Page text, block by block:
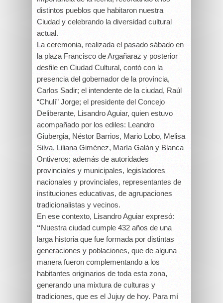
distintos pueblos que habitaron nuestra
Ciudad y celebrando la diversidad cultural
actual.
La ceremonia, realizada el pasado sábado en
la plaza Francisco de Argañaraz y posterior
desfile en Ciudad Cultural, contó con la
presencia del gobernador de la provincia,
Carlos Sadir; el intendente de la ciudad, Raúl
“Chulí” Jorge; el presidente del Concejo
Deliberante, Lisandro Aguiar, quien estuvo
acompañado por los ediles: Leandro
Giubergia, Néstor Barrios, Mario Lobo, Melisa
Silva, Liliana Giménez, María Galán y Blanca
Ontiveros; además de autoridades
provinciales y municipales, legisladores
nacionales y provinciales, representantes de
instituciones educativas, de agrupaciones
tradicionalistas y vecinos.
En ese contexto, Lisandro Aguiar expresó:
“Nuestra ciudad cumple 432 años de una
larga historia que fue formada por distintas
generaciones y poblaciones, que de alguna
manera fueron complementando a los
habitantes originarios de toda esta zona,
generando una mixtura de culturas y
tradiciones, que es el Jujuy de hoy. Para mí